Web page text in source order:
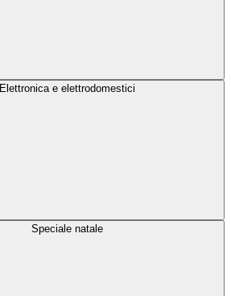
Elettronica e elettrodomestici
Speciale natale